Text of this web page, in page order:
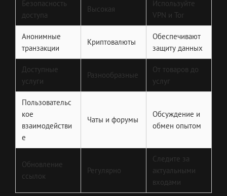
Безопасность
доступа
Высокая
Используйте
VPN и Tor
Анонимные
транзакции
Криптовалюты
Обеспечивают
защиту данных
Доступные
услуги
Разнообразные
От товаров до
услуг
Пользовательс
кое
взаимодействи
е
Чаты и форумы
Обсуждение и
обмен опытом
Обновление
ссылок
Регулярно
Следите за
актуальными
входами